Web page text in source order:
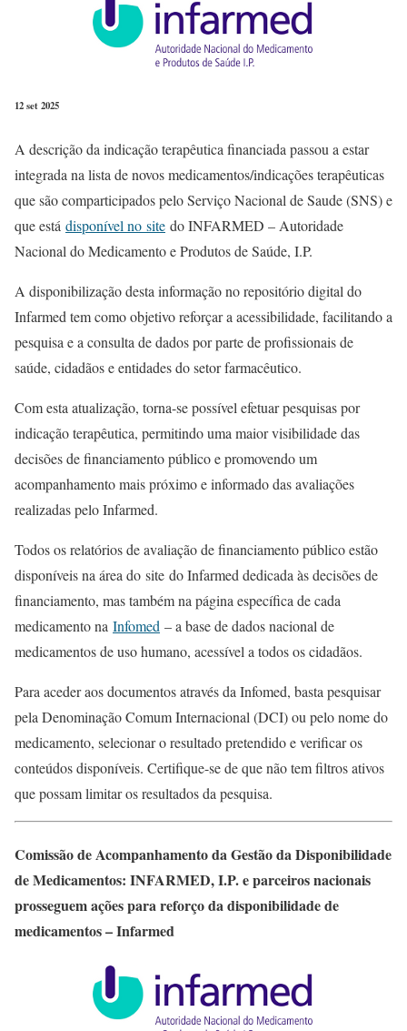
12 set 2025
A descrição da indicação terapêutica financiada passou a estar
integrada na lista de novos medicamentos/indicações terapêuticas
que são comparticipados pelo Serviço Nacional de Saude (SNS) e
que está disponível no site do INFARMED – Autoridade
Nacional do Medicamento e Produtos de Saúde, I.P.
A disponibilização desta informação no repositório digital do
Infarmed tem como objetivo reforçar a acessibilidade, facilitando a
pesquisa e a consulta de dados por parte de profissionais de
saúde, cidadãos e entidades do setor farmacêutico.
Com esta atualização, torna-se possível efetuar pesquisas por
indicação terapêutica, permitindo uma maior visibilidade das
decisões de financiamento público e promovendo um
acompanhamento mais próximo e informado das avaliações
realizadas pelo Infarmed.
Todos os relatórios de avaliação de financiamento público estão
disponíveis na área do site do Infarmed dedicada às decisões de
financiamento, mas também na página específica de cada
medicamento na Infomed – a base de dados nacional de
medicamentos de uso humano, acessível a todos os cidadãos.
Para aceder aos documentos através da Infomed, basta pesquisar
pela Denominação Comum Internacional (DCI) ou pelo nome do
medicamento, selecionar o resultado pretendido e verificar os
conteúdos disponíveis. Certifique-se de que não tem filtros ativos
que possam limitar os resultados da pesquisa.
Comissão de Acompanhamento da Gestão da Disponibilidade
de Medicamentos: INFARMED, I.P. e parceiros nacionais
prosseguem ações para reforço da disponibilidade de
medicamentos – Infarmed